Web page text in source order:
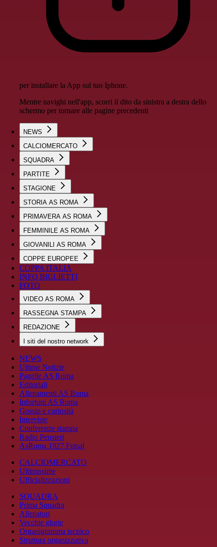
per installare la App sul tuo Iphone.
Mentre navighi nell'app, scorri il dito da sinistra a destra dello
schermo per tornare alle pagine precedenti
NEWS
CALCIOMERCATO
SQUADRA
PARTITE
STAGIONE
STORIA AS ROMA
PRIMAVERA AS ROMA
FEMMINILE AS ROMA
GIOVANILI AS ROMA
COPPE EUROPEE
COPPA ITALIA
INFO BIGLIETTI
FOTO
VIDEO AS ROMA
RASSEGNA STAMPA
REDAZIONE
I siti del nostro network
NEWS
Ultime Notizie
Pagelle AS Roma
Editoriali
Allenamenti AS Roma
Infortuni AS Roma
Gossip e curiosità
Interviste
Conferenze stampa
Radio Pensieri
AsRoma 1927 Futsal
CALCIOMERCATO
Ultimissime
Ufficializzazioni
SQUADRA
Prima Squadra
Allenatori
Vecchie glorie
Organigramma tecnico
Struttura organizzativa